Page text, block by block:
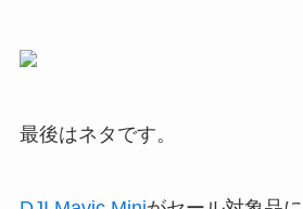
最後はネタです。